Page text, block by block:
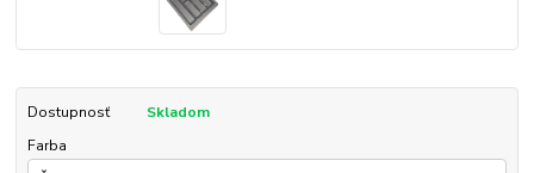
Dostupnosť
Skladom
Farba